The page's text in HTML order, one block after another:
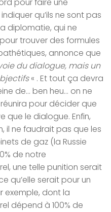
qu’ils ne sont pas
diplomatie, qui ne
trouver des formules
annonce que
du dialogue, mais un
« . Et tout ça devra
de… ben heu… on ne
pour décider que
que le dialogue. Enfin,
il ne faudrait pas que les
de gaz (la Russie
de notre
une telle punition serait
qu’elle serait pour un
exemple, dont la
dépend à 100% de